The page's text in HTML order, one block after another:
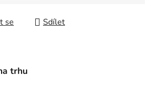
se Sdílet
trhu